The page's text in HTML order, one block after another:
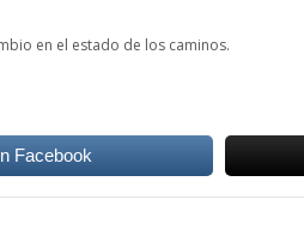
en el estado de los caminos.
Facebook